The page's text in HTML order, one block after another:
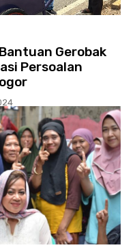
Gerobak
Persoalan